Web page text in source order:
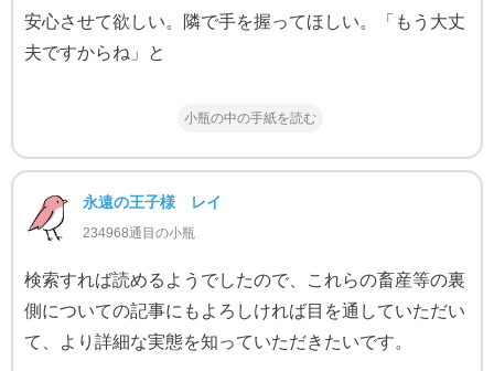
安心させて欲しい。隣で手を握ってほしい。「もう大丈
夫ですからね」と
小瓶の中の手紙を読む
永遠の王子様 レイ
234968通目の小瓶
検索すれば読めるようでしたので、これらの畜産等の裏
側についての記事にもよろしければ目を通していただい
て、より詳細な実態を知っていただきたいです。